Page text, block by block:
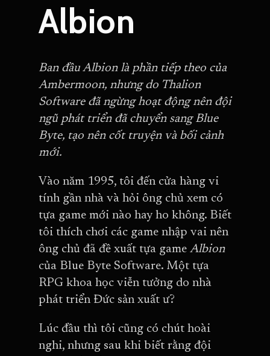
Albion
Ban đầu Albion là phần tiếp theo của
Ambermoon, nhưng do Thalion
Software đã ngừng hoạt động nên đội
ngũ phát triển đã chuyển sang Blue
Byte, tạo nên cốt truyện và bối cảnh
mới.
Vào năm 1995, tôi đến cửa hàng vi
tính gần nhà và hỏi ông chủ xem có
tựa game mới nào hay ho không. Biết
tôi thích chơi các game nhập vai nên
ông chủ đã đề xuất tựa game Albion
của Blue Byte Software. Một tựa
RPG khoa học viễn tưởng do nhà
phát triển Đức sản xuất ư?
Lúc đầu thì tôi cũng có chút hoài
nghi, nhưng sau khi biết rằng đội